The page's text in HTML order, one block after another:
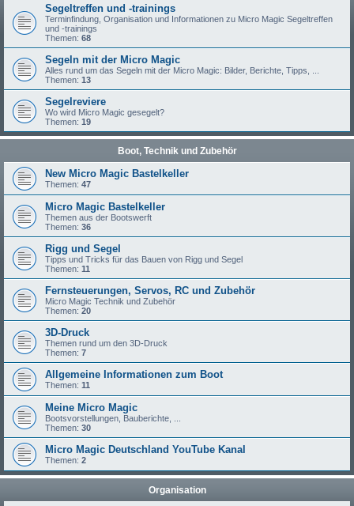
Segeltreffen und -trainings
Terminfindung, Organisation und Informationen zu Micro Magic Segeltreffen
und -trainings
Themen: 68
Segeln mit der Micro Magic
Alles rund um das Segeln mit der Micro Magic: Bilder, Berichte, Tipps, ...
Themen: 13
Segelreviere
Wo wird Micro Magic gesegelt?
Themen: 19
Boot, Technik und Zubehör
New Micro Magic Bastelkeller
Themen: 47
Micro Magic Bastelkeller
Themen aus der Bootswerft
Themen: 36
Rigg und Segel
Tipps und Tricks für das Bauen von Rigg und Segel
Themen: 11
Fernsteuerungen, Servos, RC und Zubehör
Micro Magic Technik und Zubehör
Themen: 20
3D-Druck
Themen rund um den 3D-Druck
Themen: 7
Allgemeine Informationen zum Boot
Themen: 11
Meine Micro Magic
Bootsvorstellungen, Bauberichte, ...
Themen: 30
Micro Magic Deutschland YouTube Kanal
Themen: 2
Organisation